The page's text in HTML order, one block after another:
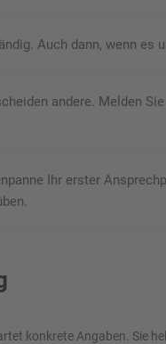
Auch dann, wenn es
andere. Melden
Ihr erster
konkrete Angaben. Sie